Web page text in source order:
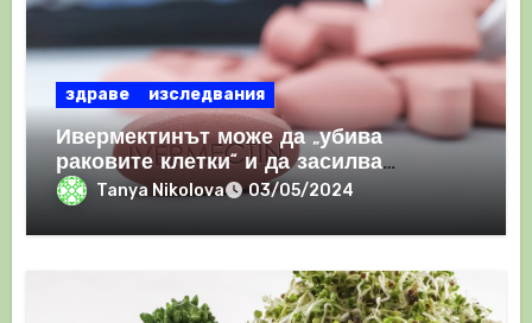
здраве изследвания
Ивермектинът може да „убива
раковите клетки“ и да засилва
имунния отговор
Tanya Nikolova 03/05/2024